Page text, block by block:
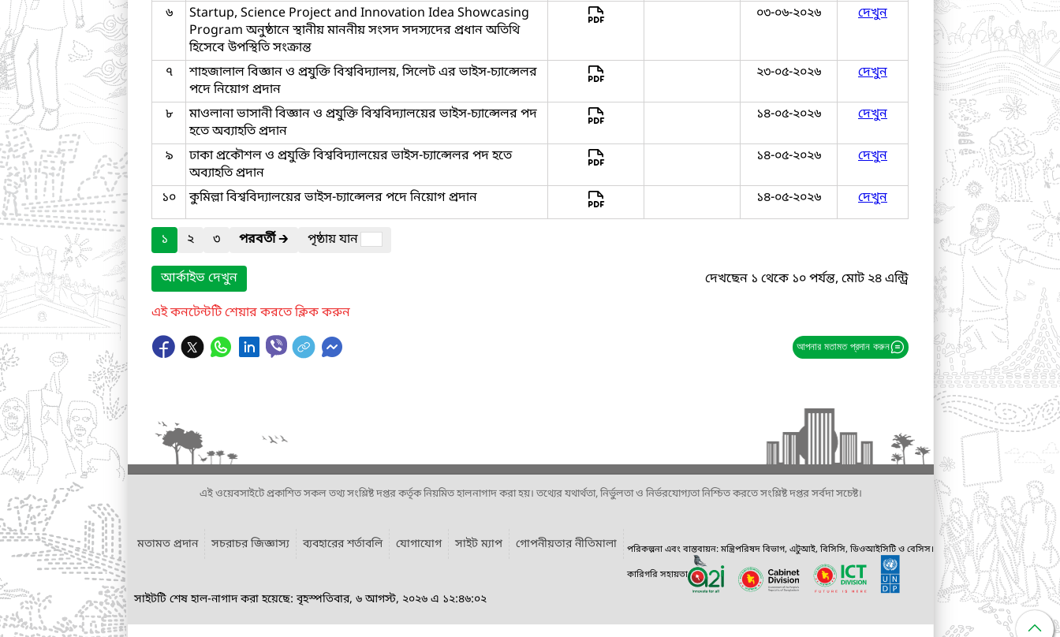
৬
Startup, Science Project and Innovation Idea Showcasing
Program অনুষ্ঠানে স্থানীয় মাননীয় সংসদ সদস্যদের প্রধান অতিথি
হিসেবে উপস্থিতি সংক্রান্ত
০৩-০৬-২০২৬ দেখুন
৭
শাহজালাল বিজ্ঞান ও প্রযুক্তি বিশ্ববিদ্যালয়, সিলেট এর ভাইস-চ্যান্সেলর
পদে নিয়োগ প্রদান
২৩-০৫-২০২৬ দেখুন
৮
মাওলানা ভাসানী বিজ্ঞান ও প্রযুক্তি বিশ্ববিদ্যালয়ের ভাইস-চ্যান্সেলর পদ
হতে অব্যাহতি প্রদান
১৪-০৫-২০২৬ দেখুন
৯
ঢাকা প্রকৌশল ও প্রযুক্তি বিশ্ববিদ্যালয়ের ভাইস-চ্যান্সেলর পদ হতে
অব্যাহতি প্রদান
১৪-০৫-২০২৬ দেখুন
১০ কুমিল্লা বিশ্ববিদ্যালয়ের ভাইস-চ্যান্সেলর পদে নিয়োগ প্রদান ১৪-০৫-২০২৬ দেখুন
১ ২ ৩ পরবর্তী🡲 পৃষ্ঠায় যান
আর্কাইভ দেখুন
দেখছেন ১ থেকে ১০ পর্যন্ত, মোট ২৪ এন্ট্রি
এই কনটেন্টটি শেয়ার করতে ক্লিক করুন
আপনার মতামত প্রদান করুন
এই ওয়েবসাইটে প্রকাশিত সকল তথ্য সংশ্লিষ্ট দপ্তর কর্তৃক নিয়মিত হালনাগাদ করা হয়। তথ্যের যথার্থতা, নির্ভুলতা ও নির্ভরযোগ্যতা নিশ্চিত করতে সংশ্লিষ্ট দপ্তর সর্বদা সচেষ্ট।
মতামত প্রদান সচরাচর জিজ্ঞাস্য ব্যবহারের শর্তাবলি যোগাযোগ সাইট ম্যাপ গোপনীয়তার নীতিমালা
সাইটটি শেষ হাল-নাগাদ করা হয়েছে: বৃহস্পতিবার, ৬ আগস্ট, ২০২৬ এ ১২:৪৬:০২
পরিকল্পনা এবং বাস্তবায়ন: মন্ত্রিপরিষদ বিভাগ, এটুআই, বিসিসি, ডিওআইসিটি ও বেসিস।
কারিগরি সহায়তা